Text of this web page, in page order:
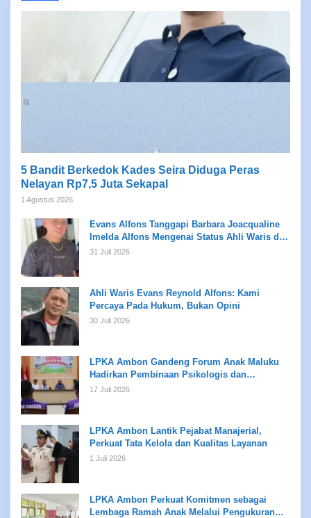
5 Bandit Berkedok Kades Seira Diduga Peras
Nelayan Rp7,5 Juta Sekapal
1 Agustus 2026
Evans Alfons Tanggapi Barbara Joacqualine
Imelda Alfons Mengenai Status Ahli Waris dan
Putusan Pengadilan
31 Juli 2026
Ahli Waris Evans Reynold Alfons: Kami
Percaya Pada Hukum, Bukan Opini
30 Juli 2026
LPKA Ambon Gandeng Forum Anak Maluku
Hadirkan Pembinaan Psikologis dan
Kreativitas bagi Anak Binaan
17 Juli 2026
LPKA Ambon Lantik Pejabat Manajerial,
Perkuat Tata Kelola dan Kualitas Layanan
1 Juli 2026
LPKA Ambon Perkuat Komitmen sebagai
Lembaga Ramah Anak Melalui Pengukuran